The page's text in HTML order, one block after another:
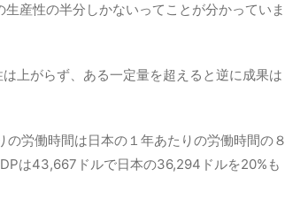
産性の半分しかないってことが分かっていま
上がらず、ある一定量を超えると逆に成果は
労働時間は日本の１年あたりの労働時間の８
は43,667ドルで日本の36,294ドルを20%も